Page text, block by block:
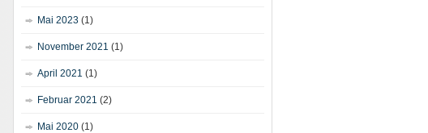
Mai 2023 (1)
November 2021 (1)
April 2021 (1)
Februar 2021 (2)
Mai 2020 (1)